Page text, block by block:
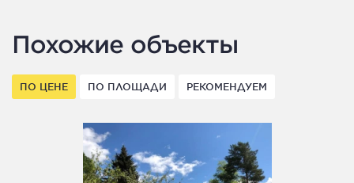
Похожие объекты
ПО ЦЕНЕ ПО ПЛОЩАДИ РЕКОМЕНДУЕМ